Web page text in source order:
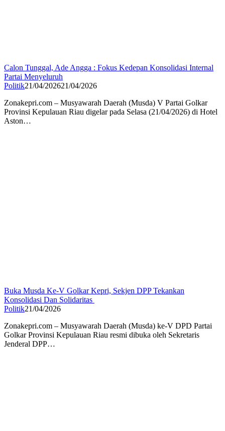
Calon Tunggal, Ade Angga : Fokus Kedepan Konsolidasi Internal
Partai Menyeluruh
Politik21/04/202621/04/2026
Zonakepri.com – Musyawarah Daerah (Musda) V Partai Golkar
Provinsi Kepulauan Riau digelar pada Selasa (21/04/2026) di Hotel
Aston…
Buka Musda Ke-V Golkar Kepri, Sekjen DPP Tekankan
Konsolidasi Dan Solidaritas
Politik21/04/2026
Zonakepri.com – Musyawarah Daerah (Musda) ke-V DPD Partai
Golkar Provinsi Kepulauan Riau resmi dibuka oleh Sekretaris
Jenderal DPP…